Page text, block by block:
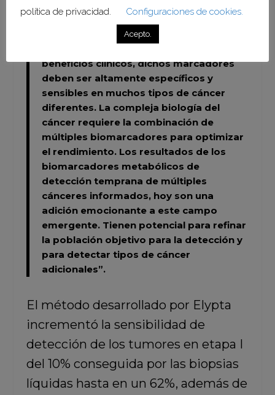
sistémicos pueden detectar el cáncer
antes de que los síntomas clínicos
beneficios clínicos, dichos marcadores
deben ser altamente específicos y
sensibles en muchos tipos de cáncer
diferentes. La compleja biología del
cáncer requiere la combinación de
múltiples biomarcadores para optimizar
el rendimiento. Los resultados de los
biomarcadores metabólicos de
detección temprana de múltiples
cánceres informados, hoy son una
adición emocionante a este campo
emergente. Tienen potencial para refinar
la población objetivo para la detección y
para detectar tipos de cáncer
adicionales”.
El método desarrollado por Elypta
incrementó la sensibilidad de
detección de los tumores en etapa I
del 10% conseguida por las biopsias
líquidas hasta en un 62%, además de
política de privacidad.
Configuraciones de cookies.
Acepto.